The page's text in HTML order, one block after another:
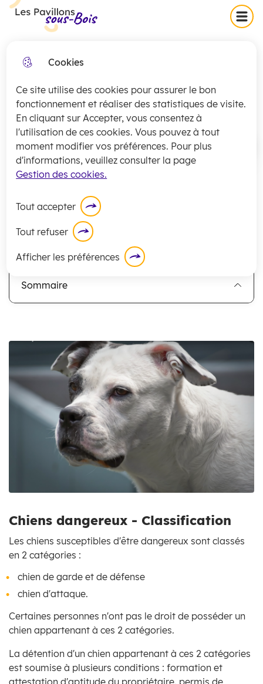
Cookies
Ce site utilise des cookies pour assurer le bon
fonctionnement et réaliser des statistiques de visite.
En cliquant sur Accepter, vous consentez à
l'utilisation de ces cookies. Vous pouvez à tout
moment modifier vos préférences. Pour plus
d'informations, veuillez consulter la page
Gestion des cookies.
Afficher les préférences
Tout accepter
Tout refuser
Skip
menu
Skip
to
Skip to
Collecte exceptionnelle des
jeudi 16 juillet
Lacollectedes encombrants pour les
secteurs 1 et 2 sera exceptionnellement
assuréece jeudi 16 juillet.
En savoir plus
Les Pavillons-sous-Bois Menu
dangereux
Accueil
La détention d’un chien pouvant être
dangereux (chiens d’attaque, de garde
ou de défense) nécessite un permis.
Sommaire
Chiens dangereux - Classification
Les chiens susceptibles d'être dangereux sont classés
en 2 catégories :
chien de garde et de défense
chien d'attaque.
Certaines personnes n'ont pas le droit de posséder un
chien appartenant à ces 2 catégories.
La détention d'un chien appartenant à ces 2 catégories
est soumise à plusieurs conditions : formation et